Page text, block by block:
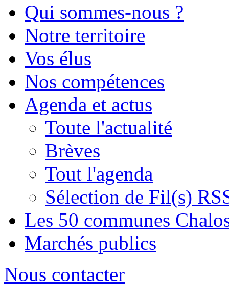
Qui sommes-nous ?
Notre territoire
Vos élus
Nos compétences
Agenda et actus
Toute l'actualité
Brèves
Tout l'agenda
Sélection de Fil(s)
Les 50 communes
Marchés publics
Nous contacter